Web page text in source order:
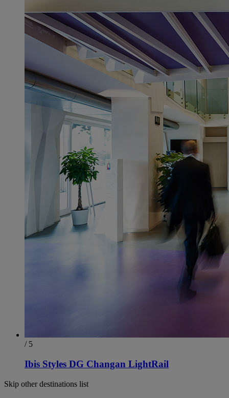
/ 5
Ibis Styles DG Changan LightRail
Skip other destinations list